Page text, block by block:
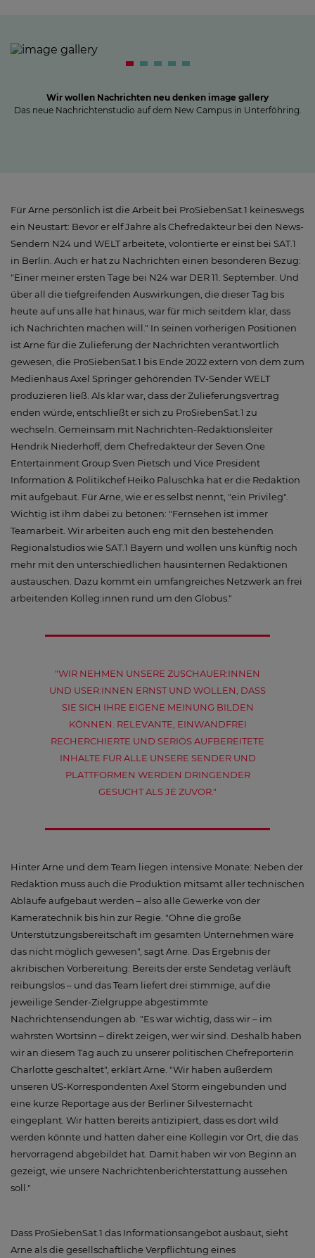
Wir wollen Nachrichten neu denken image gallery
Das neue Nachrichtenstudio auf dem New Campus in Unterföhring.
Für Arne persönlich ist die Arbeit bei ProSiebenSat.1 keineswegs
ein Neustart: Bevor er elf Jahre als Chefredakteur bei den News-
Sendern N24 und WELT arbeitete, volontierte er einst bei SAT.1
in Berlin. Auch er hat zu Nachrichten einen besonderen Bezug:
"Einer meiner ersten Tage bei N24 war DER 11. September. Und
über all die tiefgreifenden Auswirkungen, die dieser Tag bis
heute auf uns alle hat hinaus, war für mich seitdem klar, dass
ich Nachrichten machen will." In seinen vorherigen Positionen
ist Arne für die Zulieferung der Nachrichten verantwortlich
gewesen, die ProSiebenSat.1 bis Ende 2022 extern von dem zum
Medienhaus Axel Springer gehörenden TV-Sender WELT
produzieren ließ. Als klar war, dass der Zulieferungsvertrag
enden würde, entschließt er sich zu ProSiebenSat.1 zu
wechseln. Gemeinsam mit Nachrichten-Redaktionsleiter
Hendrik Niederhoff, dem Chefredakteur der Seven.One
Entertainment Group Sven Pietsch und Vice President
Information & Politikchef Heiko Paluschka hat er die Redaktion
mit aufgebaut. Für Arne, wie er es selbst nennt, "ein Privileg".
Wichtig ist ihm dabei zu betonen: "Fernsehen ist immer
Teamarbeit. Wir arbeiten auch eng mit den bestehenden
Regionalstudios wie SAT.1 Bayern und wollen uns künftig noch
mehr mit den unterschiedlichen hausinternen Redaktionen
austauschen. Dazu kommt ein umfangreiches Netzwerk an frei
arbeitenden Kolleg:innen rund um den Globus."
"WIR NEHMEN UNSERE ZUSCHAUER:INNEN
UND USER:INNEN ERNST UND WOLLEN, DASS
SIE SICH IHRE EIGENE MEINUNG BILDEN
KÖNNEN. RELEVANTE, EINWANDFREI
RECHERCHIERTE UND SERIÖS AUFBEREITETE
INHALTE FÜR ALLE UNSERE SENDER UND
PLATTFORMEN WERDEN DRINGENDER
GESUCHT ALS JE ZUVOR."
Hinter Arne und dem Team liegen intensive Monate: Neben der
Redaktion muss auch die Produktion mitsamt aller technischen
Abläufe aufgebaut werden – also alle Gewerke von der
Kameratechnik bis hin zur Regie. "Ohne die große
Unterstützungsbereitschaft im gesamten Unternehmen wäre
das nicht möglich gewesen", sagt Arne. Das Ergebnis der
akribischen Vorbereitung: Bereits der erste Sendetag verläuft
reibungslos – und das Team liefert drei stimmige, auf die
jeweilige Sender-Zielgruppe abgestimmte
Nachrichtensendungen ab. "Es war wichtig, dass wir – im
wahrsten Wortsinn – direkt zeigen, wer wir sind. Deshalb haben
wir an diesem Tag auch zu unserer politischen Chefreporterin
Charlotte geschaltet", erklärt Arne. "Wir haben außerdem
unseren US-Korrespondenten Axel Storm eingebunden und
eine kurze Reportage aus der Berliner Silvesternacht
eingeplant. Wir hatten bereits antizipiert, dass es dort wild
werden könnte und hatten daher eine Kollegin vor Ort, die das
hervorragend abgebildet hat. Damit haben wir von Beginn an
gezeigt, wie unsere Nachrichtenberichterstattung aussehen
soll."
Dass ProSiebenSat.1 das Informationsangebot ausbaut, sieht
Arne als die gesellschaftliche Verpflichtung eines